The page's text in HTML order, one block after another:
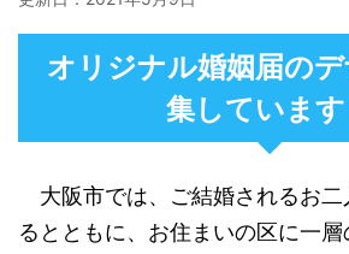
オリジナル婚姻届の
集しています
大阪市では、ご結婚されるお二
るとともに、お住まいの区に一